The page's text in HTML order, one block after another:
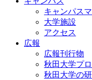
キャンパス
大学施設
アクセス
広報
広報刊行物
秋田大学プ
秋田大学の